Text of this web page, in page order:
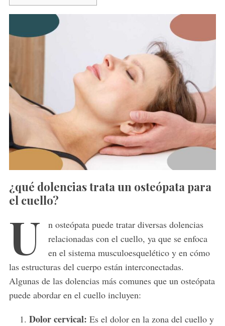
¿qué dolencias trata un osteópata para
el cuello?
U
n osteópata puede tratar diversas dolencias
relacionadas con el cuello, ya que se enfoca
en el sistema musculoesquelético y en cómo
las estructuras del cuerpo están interconectadas.
Algunas de las dolencias más comunes que un osteópata
puede abordar en el cuello incluyen:
Dolor cervical: Es el dolor en la zona del cuello y